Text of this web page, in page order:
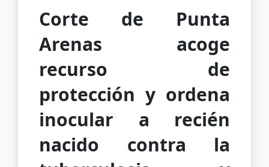
Corte de Punta
Arenas acoge
recurso de
protección y ordena
inocular a recién
nacido contra la